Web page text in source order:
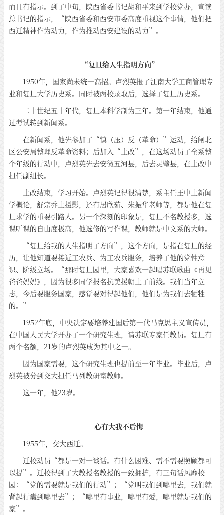
而且有指示。到了中旬，陕西省委书记胡和平来到学校党办，宣读
总书记的指示，“陕西省委和西安市委高度重视这个事情，他们把
西迁精神作为动力，作为推动西安建设的动力”。
“复旦给人生指明方向”
1950年，国家尚未统一高招。卢烈英报了江南大学工商管理专
业和复旦大学历史系。同时被两校录取后，选择了复旦历史系。
二十世纪五十年代，复旦本科学制为三年。第一年结束，他通
过考试转到新闻系。
在新闻系，他先参加了“镇（压）反（革命）”运动，给闸北
区公安局整理反革命资料；后加入“土改”，在这场动员了全系整
个年级的行动中，卢烈英先去安徽五河县，后去灵璧县，在土改中
担任副组长。
土改结束，学习开始。卢烈英记得很清楚，系主任王中上新闻
学概论，舒宗乔上摄影，还有居欣茹、朱振华老师等，都是他在复
旦求学的重要引路人。另一个深刻的印象是，复旦不名教授多，选
课听课的自由度极高，他选修的写作课，教师就是中文系的大师。
“复旦给我的人生指明了方向”，这个方向，是指在复旦的经
历，让他知道要接近工农兵、为工农兵服务，培养了他的党性意
识、阶级立场。“那时复旦园里，大家喜欢一起唱苏联歌曲《再见
爸爸妈妈》，因为很多同学报名抗美援朝上了前线。我们当年立
志，今后要服务国家，感觉要对得起他们，他们是为我们去牺牲
的。”
1952年底，中央决定要培养建国后第一代马克思主义宣传员，
在中国人民大学开办了一个研究生班，请苏联专家任教员。复旦有
两个名额，21岁的卢烈英成为其中之一。
因为国家需要，这个研究生班也提前至一年毕业。毕业后，卢
烈英被分到交大担任马列教研室教师。
这一年，他23岁。
心有大我不后悔
1955年，交大西迁。
迁校动员“都是一对一谈话。有什么困难、需不需要照顾都可
以提”。迁校得到了大教授名教授的一致拥护，有三句话风靡校
园：“党的需要就是我们的行动”；“党叫我们到哪里去，我们就
背起行囊到哪里去”；“哪里有事业，哪里有爱，哪里就是我们的
家”。